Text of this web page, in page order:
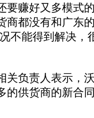
要赚好又多模式
商都没有和广东
不能得到解决，
负责人表示，
的供货商的新合